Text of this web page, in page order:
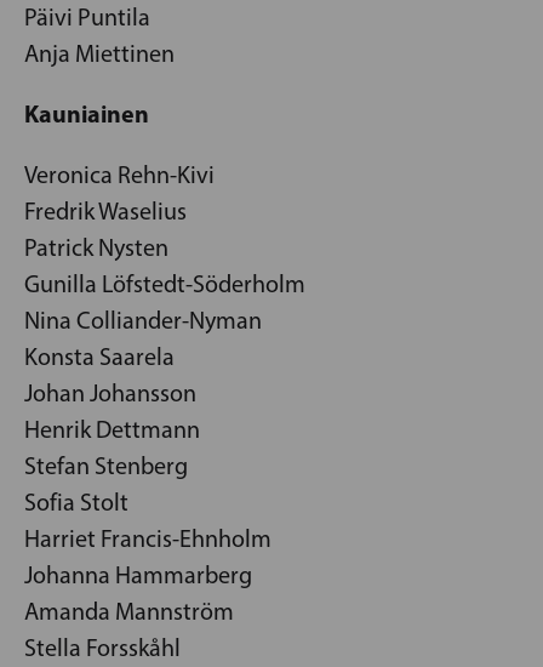
Päivi Puntila
Anja Miettinen
Kauniainen
Veronica Rehn-Kivi
Fredrik Waselius
Patrick Nysten
Gunilla Löfstedt-Söderholm
Nina Colliander-Nyman
Konsta Saarela
Johan Johansson
Henrik Dettmann
Stefan Stenberg
Sofia Stolt
Harriet Francis-Ehnholm
Johanna Hammarberg
Amanda Mannström
Stella Forsskåhl